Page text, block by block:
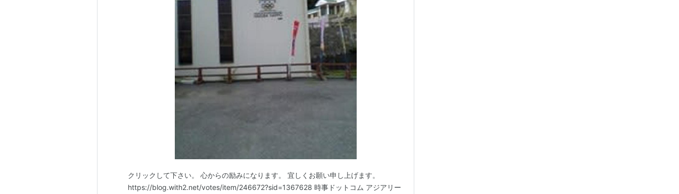
クリックして下さい。 心からの励みになります。 宜しくお願い申し上げます。
https://blog.with2.net/votes/item/246672?sid=1367628 時事ドットコム アジアリー